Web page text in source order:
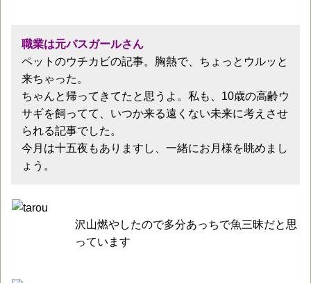
職業は元バスガールさん
ペットのウチカビの記事。胸熱で、ちょっとウルッと
来ちゃった。
ちゃんと帰ってきてたと思うよ。私も、10歳の高齢ウ
サギを飼ってて、いつか来る遠くない未来に考えさせ
られる記事でした。
今月は十五夜もありますし、一緒にお月様を眺めまし
ょう。
沢山燃やしたので多分あっちで魚三昧だと思
っています